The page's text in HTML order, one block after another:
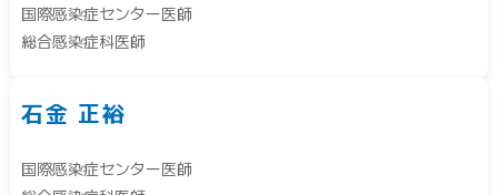
国際感染症センター医師
総合感染症科医師
石金 正裕
国際感染症センター医師